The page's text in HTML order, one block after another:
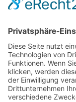
Autohaus
Autowerkstatt
Bauunternehmen
Dachdecker
Elektriker
Oft gesucht